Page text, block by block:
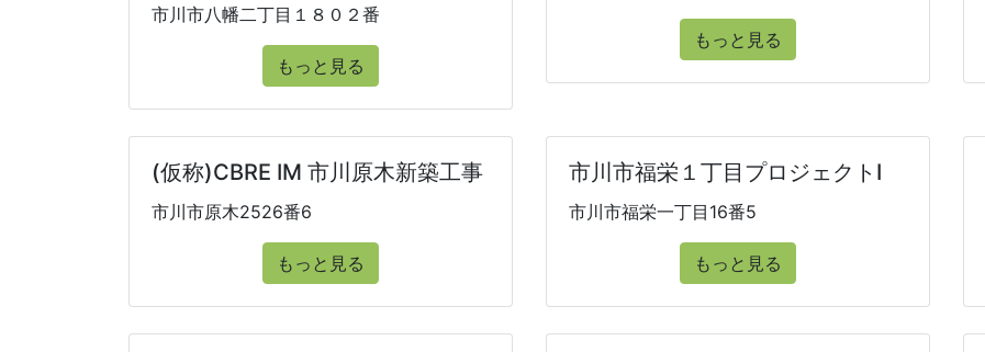
市川市八幡二丁目１８０２番
もっと見る
もっと見る
(仮称)CBRE IM 市川原木新築工事
市川市原木2526番6
もっと見る
市川市福栄１丁目プロジェクトⅠ
市川市福栄一丁目16番5
もっと見る